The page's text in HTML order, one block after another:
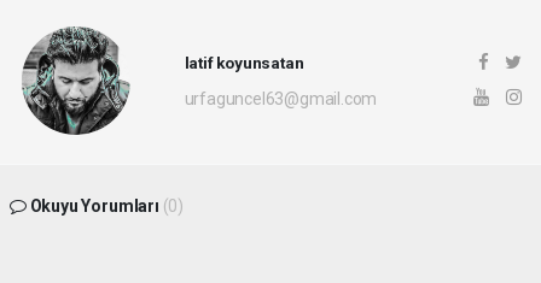
latif koyunsatan
urfaguncel63@gmail.com
Okuyu Yorumları (0)